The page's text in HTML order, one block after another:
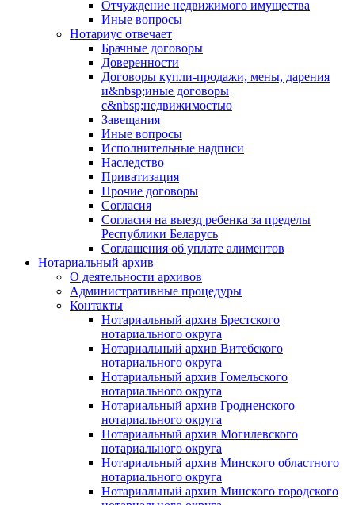
Отчуждение недвижимого имущества
Иные вопросы
Нотариус отвечает
Брачные договоры
Доверенности
Договоры купли-продажи, мены, дарения
и&nbsp;иные договоры
с&nbsp;недвижимостью
Завещания
Иные вопросы
Исполнительные надписи
Наследство
Приватизация
Прочие договоры
Согласия
Согласия на выезд ребенка за пределы
Республики Беларусь
Соглашения об уплате алиментов
Нотариальный архив
О деятельности архивов
Административные процедуры
Контакты
Нотариальный архив Брестского
нотариального округа
Нотариальный архив Витебского
нотариального округа
Нотариальный архив Гомельского
нотариального округа
Нотариальный архив Гродненского
нотариального округа
Нотариальный архив Могилевского
нотариального округа
Нотариальный архив Минского областного
нотариального округа
Нотариальный архив Минского городского